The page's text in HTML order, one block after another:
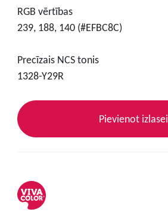
RGB vērtības
239, 188, 140 (#EFBC8C)
Precīzais NCS tonis
1328-Y29R
Pievienot izlasei